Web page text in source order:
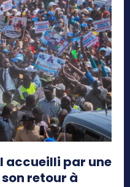
accueilli par une
retour à